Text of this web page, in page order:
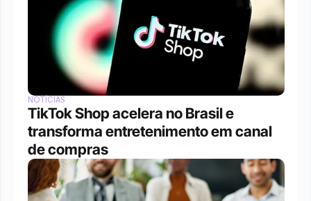
NOTÍCIAS
TikTok Shop acelera no Brasil e
transforma entretenimento em canal
de compras